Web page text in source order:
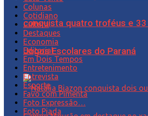
conquista quatro troféus e 33
Jogos Escolares do Paraná
Colunas
Cotidiano
Cultura
Destaques
Economia
Editorial
Em Dois Tempos
Entretenimento
Entrevista
Esporte
Favo com Pimenta
Foto Expressão…
Foto Piada